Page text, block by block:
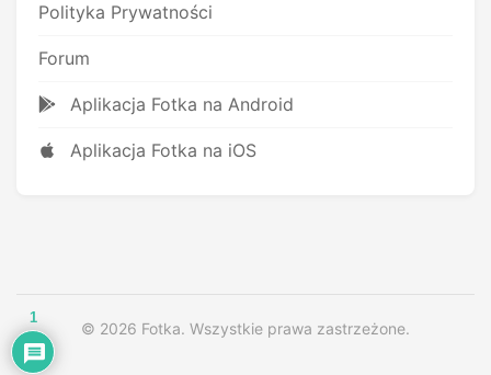
Polityka Prywatności
Forum
Aplikacja Fotka na Android
Aplikacja Fotka na iOS
© 2026 Fotka. Wszystkie prawa zastrzeżone.
1